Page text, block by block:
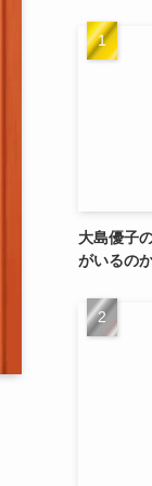
大島優子
がいるの